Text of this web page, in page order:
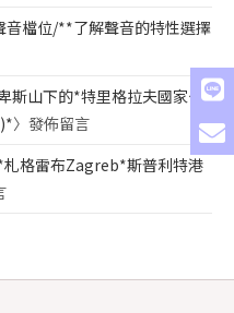
音檔位/**了解聲音的特性選擇
斯山下的*特里格拉夫國家公
〉發佈留言
格雷布Zagreb*斯普利特港